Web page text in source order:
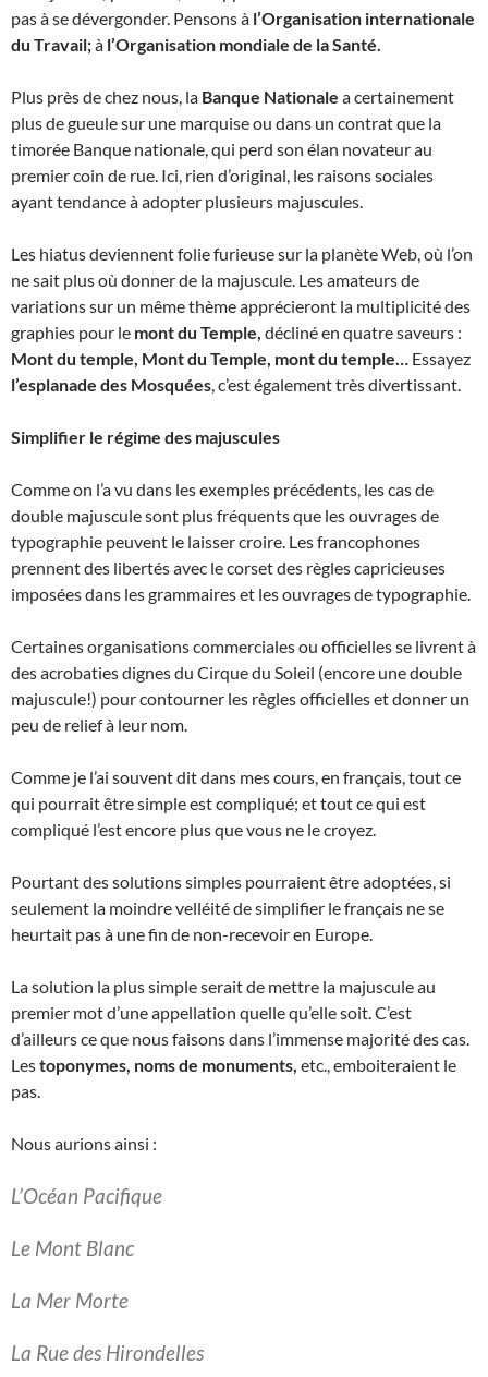
pas à se dévergonder. Pensons à l’Organisation internationale
du Travail;à l’Organisation mondiale de la Santé.
Plus près de chez nous, la Banque Nationale a certainement
plus de gueule sur une marquise ou dans un contrat que la
timorée Banque nationale, qui perd son élan novateur au
premier coin de rue. Ici, rien d’original, les raisons sociales
ayant tendance à adopter plusieurs majuscules.
Les hiatus deviennent folie furieuse sur la planète Web, où l’on
ne sait plus où donner de la majuscule. Les amateurs de
variations sur un même thème apprécieront la multiplicité des
graphies pour le mont du Temple, décliné en quatre saveurs :
Mont du temple, Mont du Temple, mont du temple… Essayez
l’esplanade des Mosquées, c’est également très divertissant.
Simplifier le régime des majuscules
Comme on l’a vu dans les exemples précédents, les cas de
double majuscule sont plus fréquents que les ouvrages de
typographie peuvent le laisser croire. Les francophones
prennent des libertés avec le corset des règles capricieuses
imposées dans les grammaires et les ouvrages de typographie.
Certaines organisations commerciales ou officielles se livrent à
des acrobaties dignes du Cirque du Soleil (encore une double
majuscule!) pour contourner les règles officielles et donner un
peu de relief à leur nom.
Comme je l’ai souvent dit dans mes cours, en français, tout ce
qui pourrait être simple est compliqué; et tout ce qui est
compliqué l’est encore plus que vous ne le croyez.
Pourtant des solutions simples pourraient être adoptées, si
seulement la moindre velléité de simplifier le français ne se
heurtait pas à une fin de non-recevoir en Europe.
La solution la plus simple serait de mettre la majuscule au
premier mot d’une appellation quelle qu’elle soit. C’est
d’ailleurs ce que nous faisons dans l’immense majorité des cas.
Lestoponymes, noms de monuments, etc., emboiteraient le
pas.
Nous aurions ainsi :
L’Océan Pacifique
Le Mont Blanc
La Mer Morte
La Rue des Hirondelles